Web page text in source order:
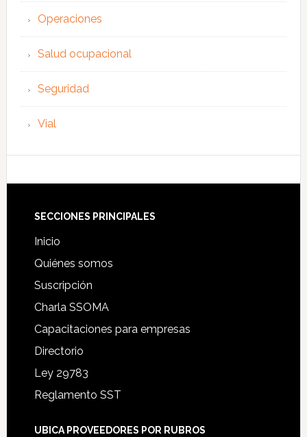
Operaciones
Salud ocupacional
Seguridad
Vial
Footer
SECCIONES PRINCIPALES
Inicio
Quiénes somos
Suscripción
Charla SSOMA
Capacitaciones para empresas
Directorio
Ley 29783
Reglamento SST
UBICA PROVEEDORES POR RUBROS